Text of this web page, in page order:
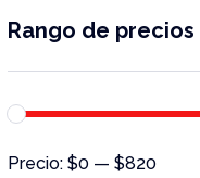
Rango de precios
Precio:$0 —$820